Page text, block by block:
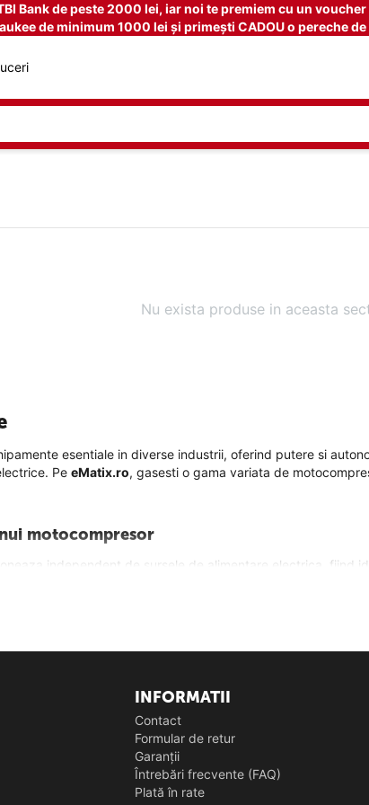
Bank de peste 2000 lei, iar noi te premiem cu un
de minimum 1000 lei și primești CADOU o pereche
esentiale in diverse industrii, oferind putere si
Pe eMatix.ro, gasesti o gama variata de
motocompresor
independent de sursele de alimentare electrica, fiind
– Reduce dependenta de energia electrica si permite
disponibile
– Recomandate pentru aplicatii in aer liber, unde este
intretinut.
Nu exista produse in aceasta
INFORMATII
Contact
Formular de retur
Garanții
Întrebări frecvente (FAQ)
Plată în rate